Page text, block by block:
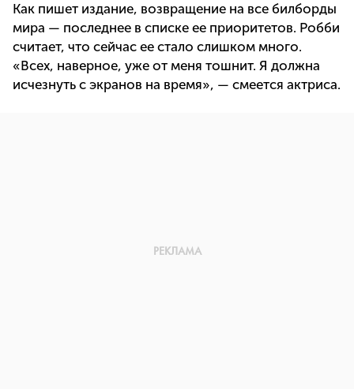
Как пишет издание, возвращение на все билборды
мира — последнее в списке ее приоритетов. Робби
считает, что сейчас ее стало слишком много.
«Всех, наверное, уже от меня тошнит. Я должна
исчезнуть с экранов на время», — смеется актриса.